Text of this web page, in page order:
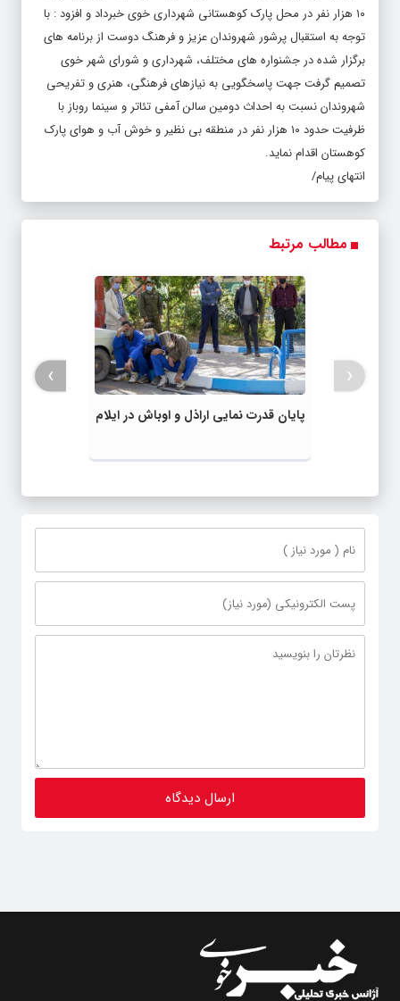
توجه به استقبال پرشور شهروندان عزیز و فرهنگ دوست از برنامه های
برگزار شده در جشنواره های مختلف، شهرداری و شورای شهر خوی
تصمیم گرفت جهت پاسخگویی به نیازهای فرهنگی، هنری و تفریحی
شهروندان نسبت به احداث دومین سالن آمفی تئاتر و سینما روباز با
ظرفیت حدود ۱۰ هزار نفر در منطقه بی نظیر و خوش آب و هوای پارک
کوهستان اقدام نماید.
انتهای پیام/
مطالب مرتبط
پایان قدرت نمایی اراذل و اوباش در ایلام
‹
›
پایگاه خبری تحلیلیخبـر خـوی